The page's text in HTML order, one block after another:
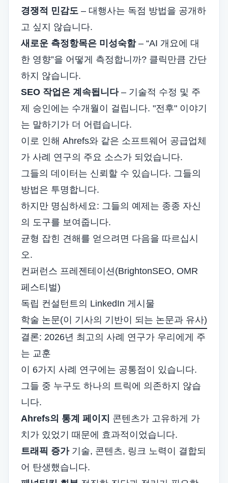
경쟁적 민감도 – 대행사는 독점 방법을 공개하
고 싶지 않습니다.
새로운 측정항목은 미성숙함– “AI 개요에 대
한 영향”을 어떻게 측정합니까? 클릭만큼 간단
하지 않습니다.
SEO 작업은 계속됩니다– 기술적 수정 및 주
제 승인에는 수개월이 걸립니다. "전후" 이야기
는 말하기가 더 어렵습니다.
이로 인해 Ahrefs와 같은 소프트웨어 공급업체
가 사례 연구의 주요 소스가 되었습니다.
그들의 데이터는 신뢰할 수 있습니다. 그들의
방법은 투명합니다.
하지만 명심하세요: 그들의 예제는 종종 자신
의 도구를 보여줍니다.
균형 잡힌 견해를 얻으려면 다음을 따르십시
오.
컨퍼런스 프레젠테이션(BrightonSEO, OMR
페스티벌)
독립 컨설턴트의 LinkedIn 게시물
학술 논문(이 기사의 기반이 되는 논문과 유사)
결론: 2026년 최고의 사례 연구가 우리에게 주
는 교훈
이 6가지 사례 연구에는 공통점이 있습니다.
그들 중 누구도 하나의 트릭에 의존하지 않습
니다.
Ahrefs의 통계 페이지 콘텐츠가 고유하게 가
치가 있었기 때문에 효과적이었습니다.
트래픽 증가기술, 콘텐츠, 링크 노력이 결합되
어 탄생했습니다.